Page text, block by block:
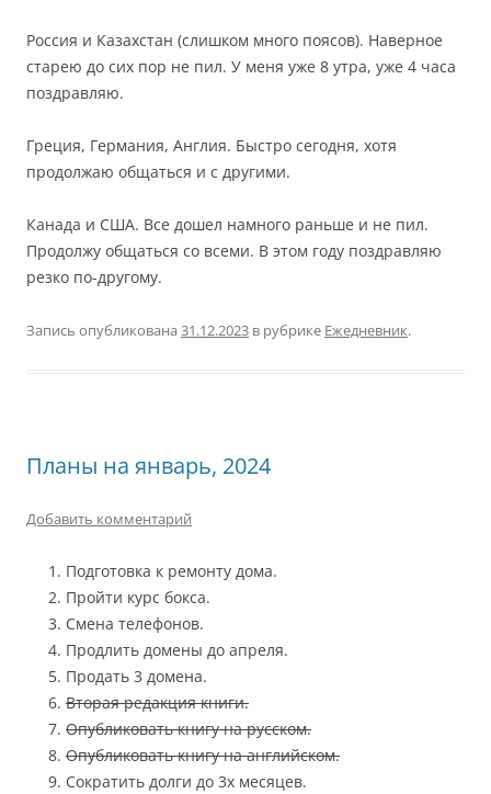
Россия и Казахстан (слишком много поясов). Наверное
старею до сих пор не пил. У меня уже 8 утра, уже 4 часа
поздравляю.
Греция, Германия, Англия. Быстро сегодня, хотя
продолжаю общаться и с другими.
Канада и США. Все дошел намного раньше и не пил.
Продолжу общаться со всеми. В этом году поздравляю
резко по-другому.
Запись опубликована 31.12.2023 в рубрике Ежедневник.
Планы на январь, 2024
Добавить комментарий
Подготовка к ремонту дома.
Пройти курс бокса.
Смена телефонов.
Продлить домены до апреля.
Продать 3 домена.
Вторая редакция книги.
Опубликовать книгу на русском.
Опубликовать книгу на английском.
Сократить долги до 3х месяцев.